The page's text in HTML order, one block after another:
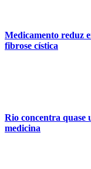
Medicamento reduz
fibrose cística
Rio concentra quase
medicina